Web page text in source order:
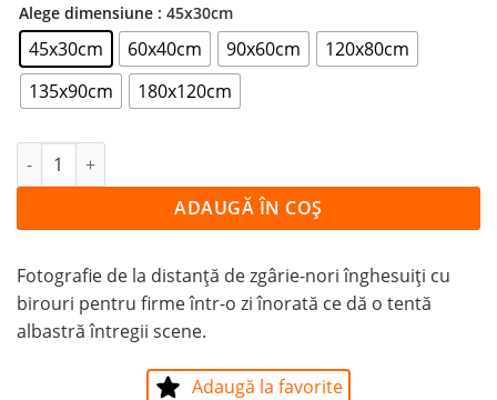
Alege dimensiune : 45x30cm
45x30cm 60x40cm 90x60cm
120x80cm
135x90cm
180x120cm
Cantitate Tablou ZGĂRIE NORI ÎNGHESUIȚI
ADAUGĂ ÎN COȘ
Fotografie de la distanță de zgârie-nori înghesuiți cu
birouri pentru firme într-o zi înorată ce dă o tentă
albastră întregii scene.
Adaugă la favorite